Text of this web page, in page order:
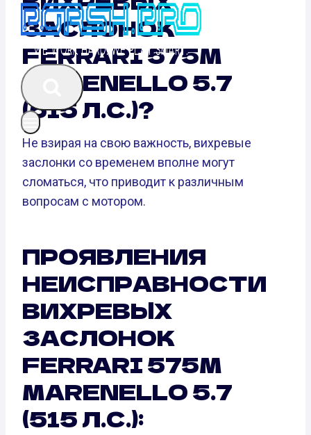
ЗАСЛОНОК
FERRARI 575M
MARENELLO 5.7
(515 Л.С.)?
Не взирая на свою важность, вихревые
заслонки со временем вполне могут
сломаться, что приводит к различным
вопросам с мотором.
ПРОЯВЛЕНИЯ
НЕИСПРАВНОСТИ
ВИХРЕВЫХ
ЗАСЛОНОК
FERRARI 575M
MARENELLO 5.7
(515 Л.С.):